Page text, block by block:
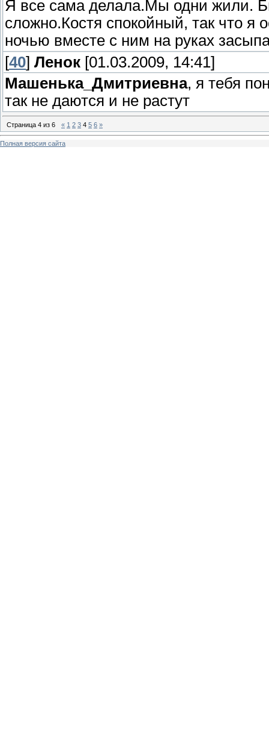
Я все сама делала.Мы одни жили.
сложно.Костя спокойный, так что я
ночью вместе с ним на руках
[40] Ленок [01.03.2009, 14:41]
Машенька_Дмитриевна, я тебя
так не даются и не растут
Страница 4 из 6 « 1 2 3 4 5 6 »
Полная версия сайта